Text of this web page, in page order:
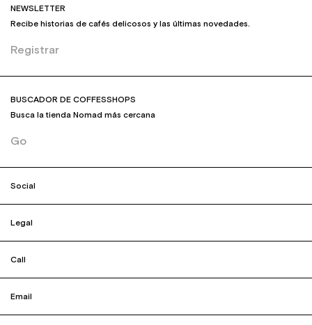
NEWSLETTER
Recibe historias de cafés delicosos y las últimas novedades.
Registrar
BUSCADOR DE COFFESSHOPS
Busca la tienda Nomad más cercana
Go
Social
Legal
Call
Email